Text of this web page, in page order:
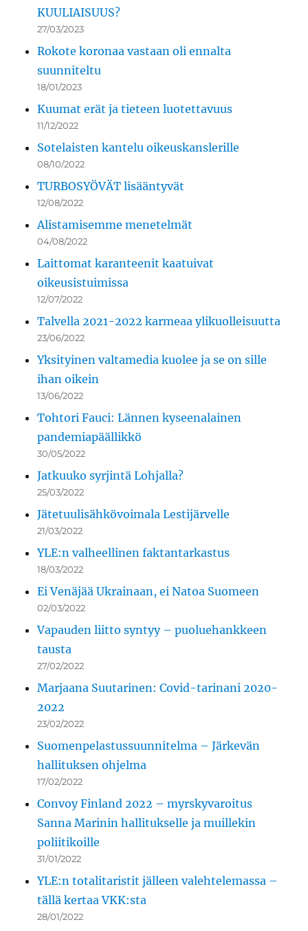
KUULIAISUUS?
27/03/2023
Rokote koronaa vastaan oli ennalta
suunniteltu
18/01/2023
Kuumat erät ja tieteen luotettavuus
11/12/2022
Sotelaisten kantelu oikeuskanslerille
08/10/2022
TURBOSYÖVÄT lisääntyvät
12/08/2022
Alistamisemme menetelmät
04/08/2022
Laittomat karanteenit kaatuivat
oikeusistuimissa
12/07/2022
Talvella 2021-2022 karmeaa ylikuolleisuutta
23/06/2022
Yksityinen valtamedia kuolee ja se on sille
ihan oikein
13/06/2022
Tohtori Fauci: Lännen kyseenalainen
pandemiapäällikkö
30/05/2022
Jatkuuko syrjintä Lohjalla?
25/03/2022
Jätetuulisähkövoimala Lestijärvelle
21/03/2022
YLE:n valheellinen faktantarkastus
18/03/2022
Ei Venäjää Ukrainaan, ei Natoa Suomeen
02/03/2022
Vapauden liitto syntyy – puoluehankkeen
tausta
27/02/2022
Marjaana Suutarinen: Covid-tarinani 2020-
2022
23/02/2022
Suomenpelastussuunnitelma – Järkevän
hallituksen ohjelma
17/02/2022
Convoy Finland 2022 – myrskyvaroitus
Sanna Marinin hallitukselle ja muillekin
poliitikoille
31/01/2022
YLE:n totalitaristit jälleen valehtelemassa –
tällä kertaa VKK:sta
28/01/2022